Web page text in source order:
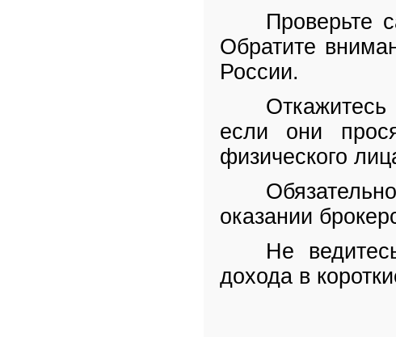
Проверьте
Обратите
России.
если они
физического
оказании
Не
дохода в